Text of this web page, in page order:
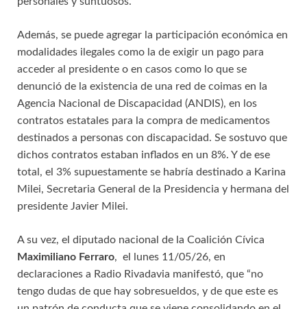
Además, se puede agregar la participación económica en
modalidades ilegales como la de exigir un pago para
acceder al presidente o en casos como lo que se
denunció de la existencia de una red de coimas en la
Agencia Nacional de Discapacidad (ANDIS), en los
contratos estatales para la compra de medicamentos
destinados a personas con discapacidad. Se sostuvo que
dichos contratos estaban inflados en un 8%. Y de ese
total, el 3% supuestamente se habría destinado a Karina
Milei, Secretaria General de la Presidencia y hermana del
presidente Javier Milei.
A su vez, el diputado nacional de la Coalición Cívica
Maximiliano Ferraro, el lunes 11/05/26, en
declaraciones a Radio Rivadavia manifestó, que “no
tengo dudas de que hay sobresueldos, y de que este es